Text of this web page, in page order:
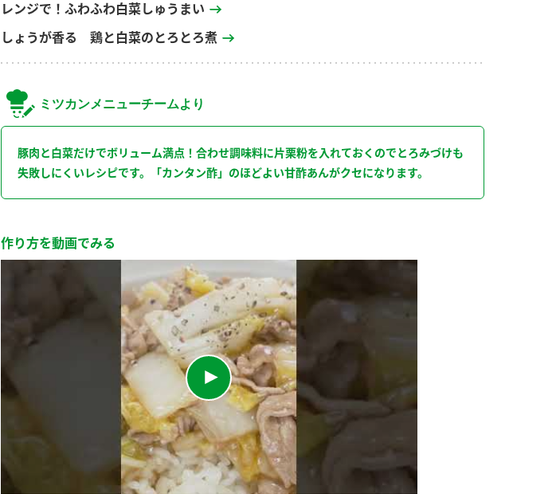
レンジで！ふわふわ白菜しゅうまい
しょうが香る 鶏と白菜のとろとろ煮
ミツカンメニューチームより
豚肉と白菜だけでボリューム満点！合わせ調味料に片栗粉を入れておくのでとろみづけも
失敗しにくいレシピです。「カンタン酢」のほどよい甘酢あんがクセになります。
作り方を動画でみる